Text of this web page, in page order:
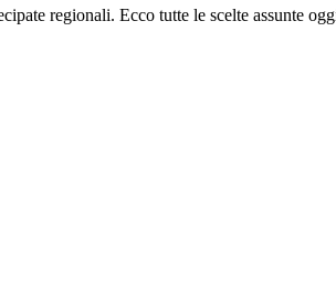
regionali. Ecco tutte le scelte assunte